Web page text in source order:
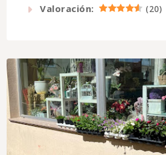
Valoración: (20)